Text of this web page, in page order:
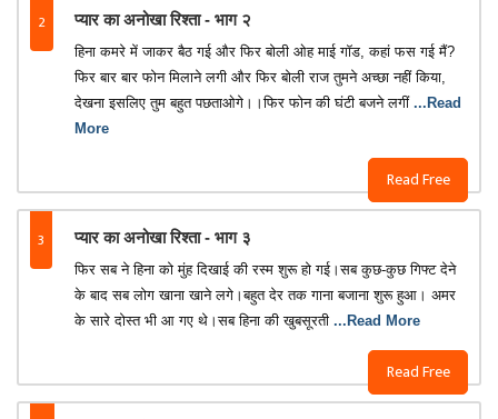
2 प्यार का अनोखा रिश्ता - भाग २
Read Free
हिना कमरे में जाकर बैठ गई और फिर बोली ओह माई गॉड, कहां फस गई मैं?
फिर बार बार फोन मिलाने लगी और फिर बोली राज तुमने अच्छा नहीं किया,
देखना इसलिए तुम बहुत पछताओगे।।फिर फोन की घंटी बजने लगीं ...Read
More
3 प्यार का अनोखा रिश्ता - भाग ३
Read Free
फिर सब ने हिना को मुंह दिखाई की रस्म शुरू हो गई।सब कुछ-कुछ गिफ्ट देने
के बाद सब लोग खाना खाने लगे।बहुत देर तक गाना बजाना शुरू हुआ। अमर
के सारे दोस्त भी आ गए थे।सब हिना की खुबसूरती ...Read More